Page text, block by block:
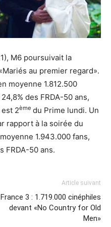
M6 poursuivait la
au premier regard».
moyenne 1.812.500
des FRDA-50 ans,
2ème du Prime lundi. Un
rapport à la soirée du
1.943.000 fans,
FRDA-50 ans.
Article suivant
France 3 : 1.719.000 cinéphiles
devant «No Country for Old
Men»